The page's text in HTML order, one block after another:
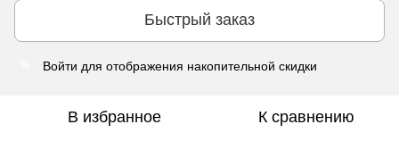
Быстрый заказ
Войти для отображения накопительной скидки
В избранное К сравнению